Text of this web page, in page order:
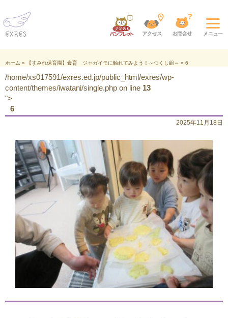
ホーム » 【すみれ保育園】食育 ジャガイモに触れてみよう！～つくし組～ » 6
/home/xs017591/exres.ed.jp/public_html/exres/wp-
content/themes/iwatani/single.php on line 13
">
6
2025年11月18日